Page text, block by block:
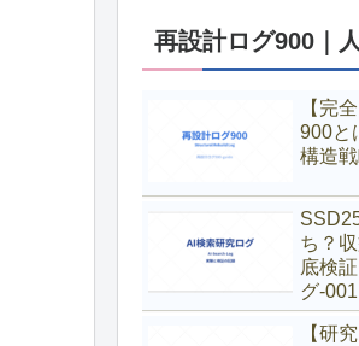
再設計ログ900｜
【完
900と
構造
ち？
底検
グ-001
【研